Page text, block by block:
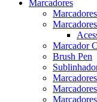
Marcadores
Marcador
Brush Pen